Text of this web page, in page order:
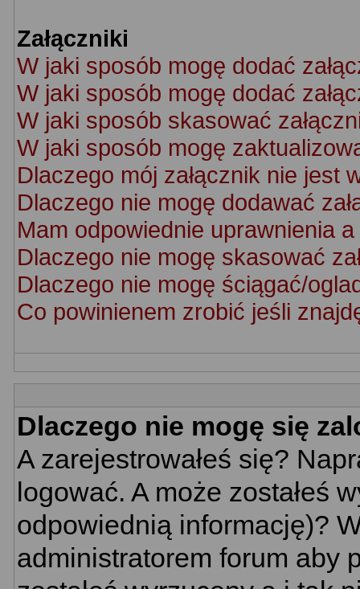
Załączniki
W jaki sposób mogę dodać
W jaki sposób mogę dodać
W jaki sposób skasować
W jaki sposób mogę
Dlaczego mój załącznik nie jest
Dlaczego nie mogę dodawać
Mam odpowiednie uprawnienia
Dlaczego nie mogę skasować
Dlaczego nie mogę ściągać/
Co powinienem zrobić jeśli
Dlaczego nie mogę się
A zarejestrowałeś się?
logować. A może zostałeś
odpowiednią informację)?
administratorem forum aby